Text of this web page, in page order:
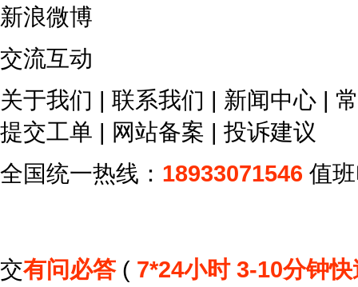
新浪微博
交流互动
关于我们 | 联系我们 | 新闻中心 |
提交工单 | 网站备案 | 投诉建议
全国统一热线： 18933071546 值
交有问必答( 7*24小时 3-10分钟